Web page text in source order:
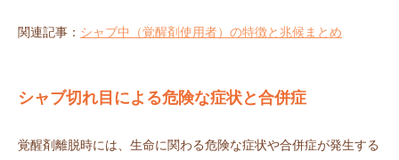
関連記事： シャブ中（覚醒剤使用者）の特徴と兆候まとめ
シャブ切れ目による危険な症状と合併症
覚醒剤離脱時には、生命に関わる危険な症状や合併症が発生する